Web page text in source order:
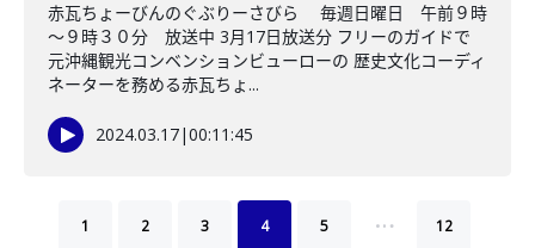
赤瓦ちょーびんのぐぶりーさびら 毎週日曜日 午前９時
～９時３０分 放送中 3月17日放送分 フリーのガイドで
元沖縄観光コンベンションビューローの 歴史文化コーディ
ネーターを務める赤瓦ちょ...
2024.03.17|00:11:45
1 2 3 4 5 … 12